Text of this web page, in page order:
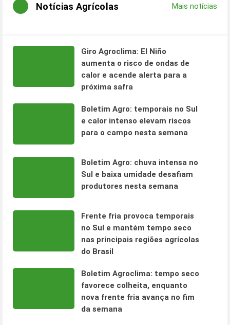
Notícias Agrícolas Mais notícias
Giro Agroclima: El Niño
aumenta o risco de ondas de
calor e acende alerta para a
próxima safra
Boletim Agro: temporais no Sul
e calor intenso elevam riscos
para o campo nesta semana
Boletim Agro: chuva intensa no
Sul e baixa umidade desafiam
produtores nesta semana
Frente fria provoca temporais
no Sul e mantém tempo seco
nas principais regiões agrícolas
do Brasil
Boletim Agroclima: tempo seco
favorece colheita, enquanto
nova frente fria avança no fim
da semana